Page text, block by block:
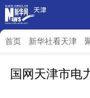
首页 新华社看天津
国网天津市电